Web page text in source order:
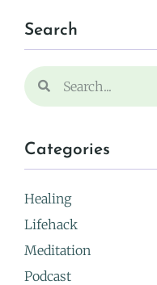
Search
Categories
Healing
Lifehack
Meditation
Podcast